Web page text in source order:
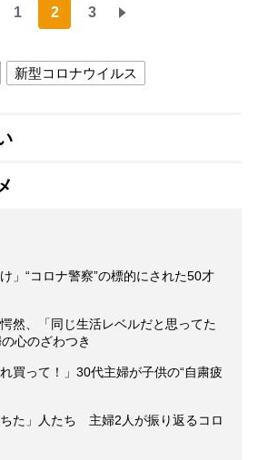
1 2 3
新型コロナウイルス
」“コロナ警察”の標的にされた50才
然、「同じ生活レベルだと思ってた
心のざわつき
買って！」30代主婦が子供の“自粛疲
た」人たち 主婦2人が振り返るコロ